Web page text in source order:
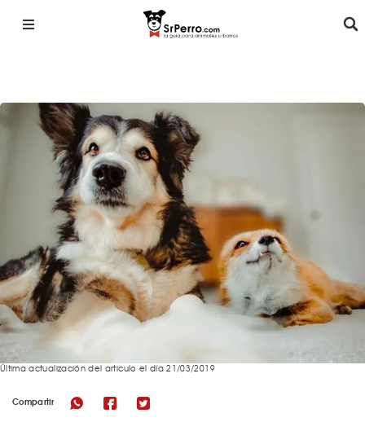
Compartir
Última actualización del articulo el día 21/03/2019